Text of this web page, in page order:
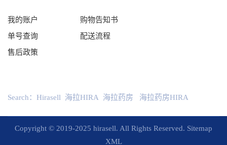
我的账户
单号查询
售后政策
购物告知书
配送流程
Search： Hirasell 海拉HIRA 海拉药房 海拉药房HIRA
Copyright © 2019-2025 hirasell. All Rights Reserved. Sitemap
XML